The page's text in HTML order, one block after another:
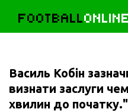
FOOTBALLONLINE
Василь Кобін
визнати заслуги
хвилин до початку."